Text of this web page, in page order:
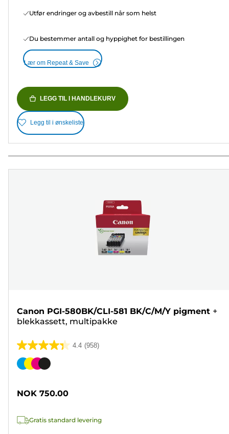
Utfør endringer og avbestill når som helst
Du bestemmer antall og hyppighet for bestillingen
Lær om Repeat & Save
LEGG TIL I HANDLEKURV
Legg til i ønskeliste
Canon PGI-580BK/CLI-581 BK/C/M/Y pigment +
blekkassett, multipakke
4.4 (958)
4.4
av
958
Fargekassett
NOK 750.00
Gratis standard levering